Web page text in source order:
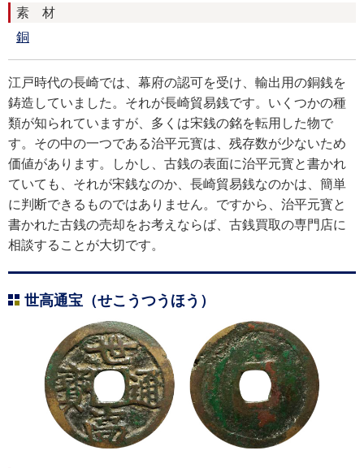
素 材
銅
江戸時代の長崎では、幕府の認可を受け、輸出用の銅銭を
鋳造していました。それが長崎貿易銭です。いくつかの種
類が知られていますが、多くは宋銭の銘を転用した物で
す。その中の一つである治平元寳は、残存数が少ないため
価値があります。しかし、古銭の表面に治平元寳と書かれ
ていても、それが宋銭なのか、長崎貿易銭なのかは、簡単
に判断できるものではありません。ですから、治平元寳と
書かれた古銭の売却をお考えならば、古銭買取の専門店に
相談することが大切です。
世高通宝（せこうつうほう）